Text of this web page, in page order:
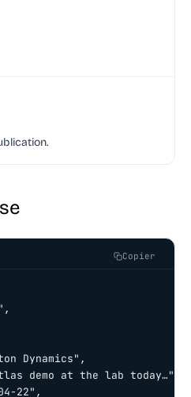
Copier
Dynamics",
demo at the lab today…",
22",